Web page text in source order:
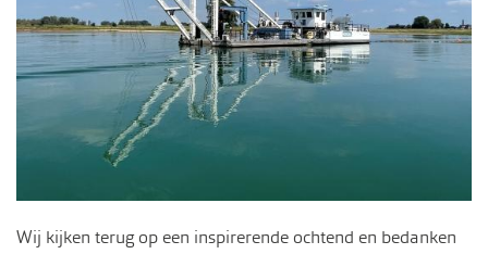
Wij kijken terug op een inspirerende ochtend en bedanken